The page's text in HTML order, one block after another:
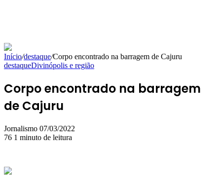
Início/destaque/Corpo encontrado na barragem de Cajuru
destaqueDivinópolis e região
Corpo encontrado na barragem
de Cajuru
Jornalismo Mande
um
07/03/2022
76 1 minuto de leitura